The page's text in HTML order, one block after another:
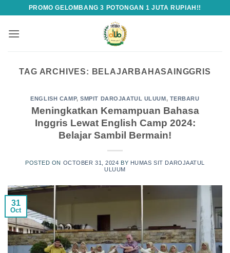
content
PROMO GELOMBANG 3 POTONGAN 1 JUTA RUPIAH!!
TAG ARCHIVES: BELAJARBAHASAINGGRIS
ENGLISH CAMP,SMPIT DAROJAATUL ULUUM, TERBARU
Meningkatkan Kemampuan Bahasa
Inggris Lewat English Camp 2024:
Belajar Sambil Bermain!
POSTED ON OCTOBER 31, 2024 BY HUMAS SIT DAROJAATUL
ULUUM
31
Oct